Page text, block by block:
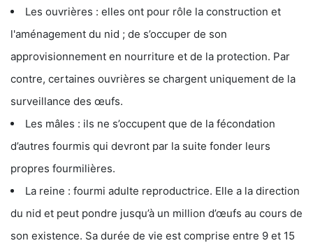
Les ouvrières : elles ont pour rôle la construction et
l'aménagement du nid ; de s’occuper de son
approvisionnement en nourriture et de la protection. Par
contre, certaines ouvrières se chargent uniquement de la
surveillance des œufs.
Les mâles : ils ne s’occupent que de la fécondation
d’autres fourmis qui devront par la suite fonder leurs
propres fourmilières.
La reine : fourmi adulte reproductrice. Elle a la direction
du nid et peut pondre jusqu’à un million d’œufs au cours de
son existence. Sa durée de vie est comprise entre 9 et 15